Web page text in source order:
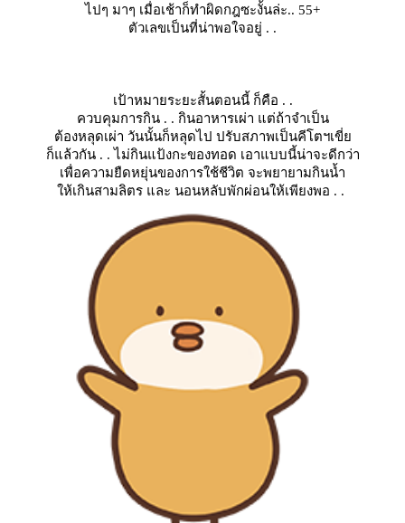
ไปๆ มาๆ เมื่อเช้าก็ทำผิดกฎซะงั้นล่ะ.. 55+
ตัวเลขเป็นที่น่าพอใจอยู่ . .
เป้าหมายระยะสั้นตอนนี้ ก็คือ . .
ควบคุมการกิน . . กินอาหารเผ่า แต่ถ้าจำเป็น
ต้องหลุดเผ่า วันนั้นก็หลุดไป ปรับสภาพเป็นคีโตฯเขี่
ก็แล้วกัน . . ไม่กินแป้งกะของทอด เอาแบบนี้น่าจะดีกว่า
เพื่อความยืดหยุ่นของการใช้ชีวิต จะพยายามกินน้ำ
ห้เกินสามลิตร และ นอนหลับพักผ่อนให้เพียงพอ . .